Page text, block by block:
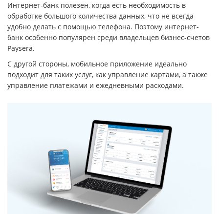
Интернет-банк полезен, когда есть необходимость в
обработке большого количества данных, что не всегда
удобно делать с помощью телефона. Поэтому интернет-
банк особенно популярен среди владельцев бизнес-счетов
Paysera.
С другой стороны, мобильное приложение идеально
подходит для таких услуг, как управление картами, а также
управление платежами и ежедневными расходами.